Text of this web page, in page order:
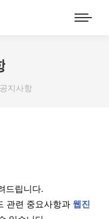
공지사항
드립니다.
관련 중요사항과 웹진